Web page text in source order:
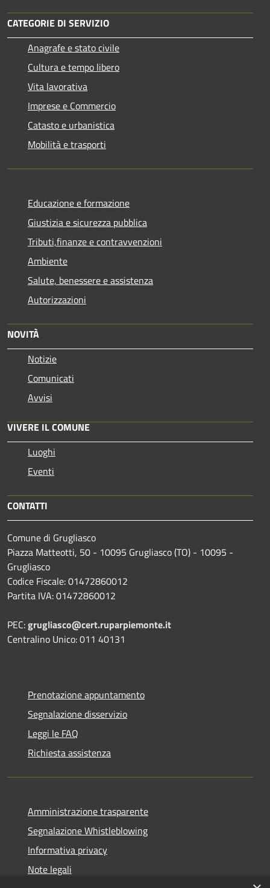
CATEGORIE DI SERVIZIO
Anagrafe e stato civile
Cultura e tempo libero
Vita lavorativa
Imprese e Commercio
Catasto e urbanistica
Mobilità e trasporti
Educazione e formazione
Giustizia e sicurezza pubblica
Tributi,finanze e contravvenzioni
Ambiente
Salute, benessere e assistenza
Autorizzazioni
NOVITÀ
Notizie
Comunicati
Avvisi
VIVERE IL COMUNE
Luoghi
Eventi
CONTATTI
Comune di Grugliasco
Piazza Matteotti, 50 - 10095 Grugliasco (TO) - 10095 -
Grugliasco
Codice Fiscale: 01472860012
Partita IVA: 01472860012
PEC:grugliasco@cert.ruparpiemonte.it
Centralino Unico: 011 40131
Prenotazione appuntamento
Segnalazione disservizio
Leggi le FAQ
Richiesta assistenza
Amministrazione trasparente
Segnalazione Whistleblowing
Informativa privacy
Note legali